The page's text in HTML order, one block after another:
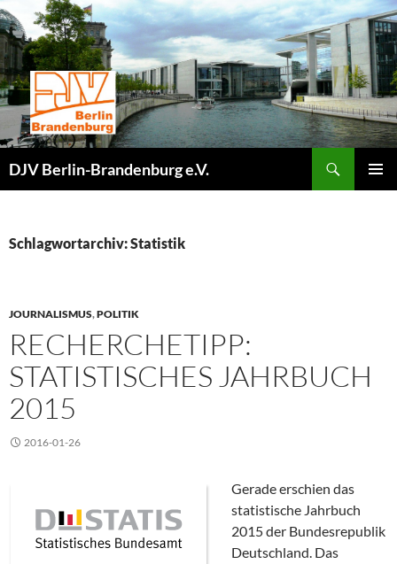
Zum
Inhalt
springen
DJV Berlin-Brandenburg e.V.
Schlagwortarchiv: Statistik
JOURNALISMUS,POLITIK
RECHERCHETIPP:
STATISTISCHES JAHRBUCH
2015
2016-01-26
Gerade erschien das
statistische Jahrbuch
2015 der Bundesrepublik
Deutschland. Das